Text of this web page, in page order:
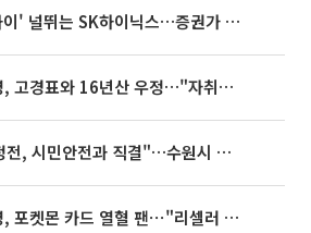
'불안과 기대 사이' 널뛰는 SK하이닉스…증권가 "HBM4·LTA 기반 펀터멘털 견고"
'나혼산' 류혜영, 고경표와 16년산 우정…"자취방서 부모님과 마주쳐"
이재준 시장 "정전, 시민안전과 직결"…수원시 비상대응체계 가동
'차쥐뿔' 이준영, 포켓몬 카드 열혈 팬⋯"리셀러 처단할 것"